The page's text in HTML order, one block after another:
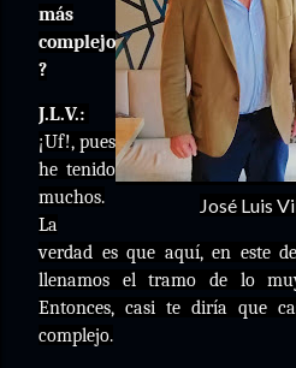
José Luis
más
complejo
?
J.L.V.:
¡Uf!, pues
he tenido
muchos.
La
verdad es que aquí, en este
llenamos el tramo de lo
Entonces, casi te diría que
complejo.